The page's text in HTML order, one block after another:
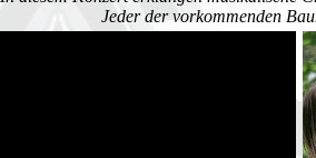
Jeder der vorkommenden